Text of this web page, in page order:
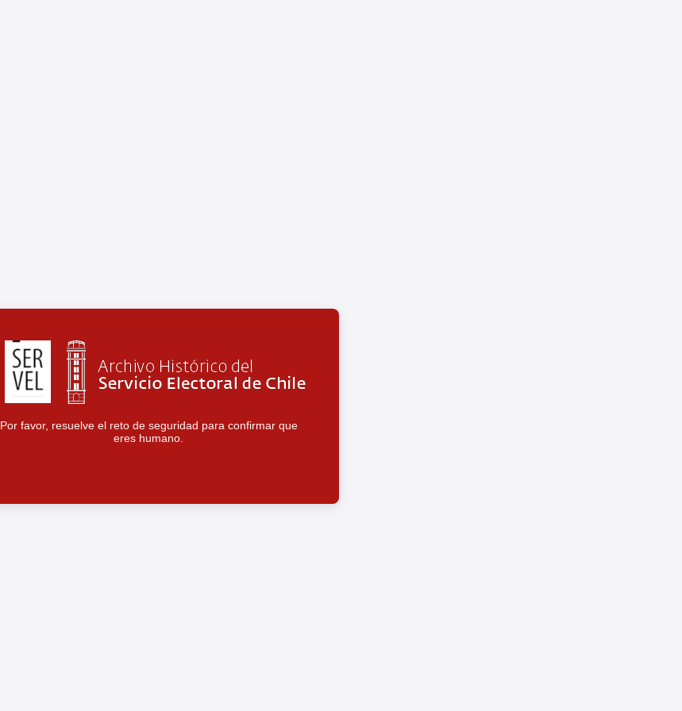
Por favor, resuelve el reto de seguridad para confirmar que
eres humano.